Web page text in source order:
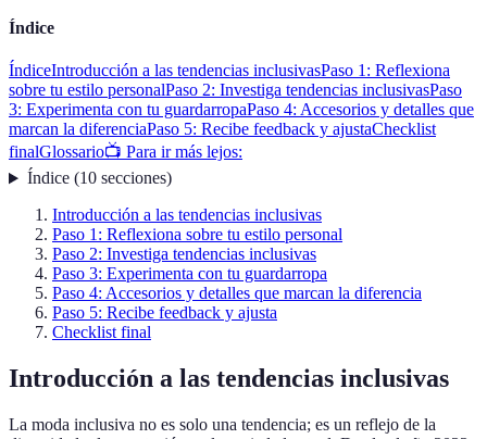
Índice
ÍndiceIntroducción a las tendencias inclusivasPaso 1: Reflexiona
sobre tu estilo personalPaso 2: Investiga tendencias inclusivasPaso
3: Experimenta con tu guardarropaPaso 4: Accesorios y detalles que
marcan la diferenciaPaso 5: Recibe feedback y ajustaChecklist
finalGlossario📺 Para ir más lejos:
Índice(10 secciones)
Introducción a las tendencias inclusivas
Paso 1: Reflexiona sobre tu estilo personal
Paso 2: Investiga tendencias inclusivas
Paso 3: Experimenta con tu guardarropa
Paso 4: Accesorios y detalles que marcan la diferencia
Paso 5: Recibe feedback y ajusta
Checklist final
Introducción a las tendencias inclusivas
La moda inclusiva no es solo una tendencia; es un reflejo de la